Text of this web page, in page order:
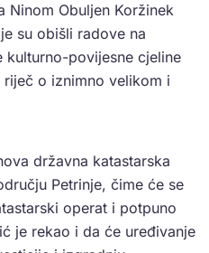
Ninom Obuljen Koržinek
su obišli radove na
povijesne cjeline
o iznimno velikom i
državna katastarska
Petrinje, čime će se
operat i potpuno
je rekao i da će uređivanje